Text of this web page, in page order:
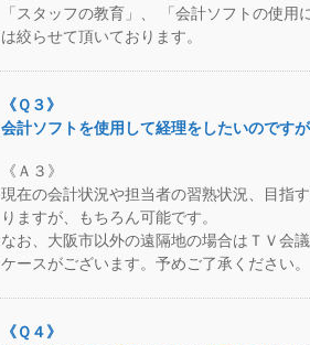
「スタッフの教育」、 「会計ソフトの使
は絞らせて頂いております。
《Ｑ３》
会計ソフトを使用して経理をしたいのです
《Ａ３》
現在の会計状況や担当者の習熟状況、目指
りますが、もちろん可能です。
なお、大阪市以外の遠隔地の場合はＴＶ会
ケースがございます。予めご了承ください。
《Ｑ４》